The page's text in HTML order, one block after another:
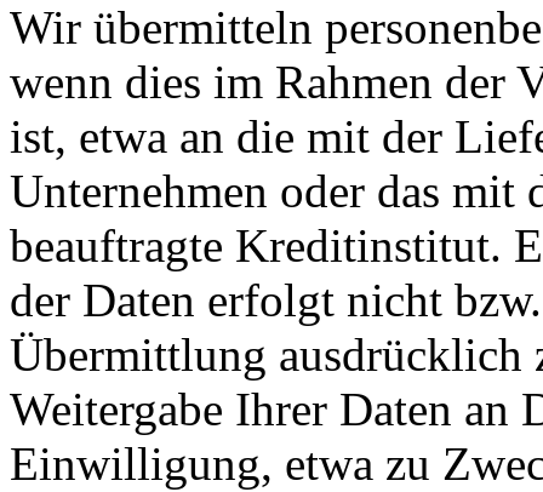
Wir übermitteln
wenn dies im Rahmen der
ist, etwa an die mit der
Unternehmen oder das
beauftragte Kreditinstitut.
der Daten erfolgt nicht
Übermittlung ausdrücklich
Weitergabe Ihrer Daten an
Einwilligung, etwa zu